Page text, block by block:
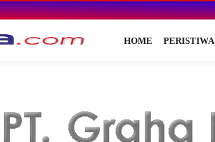
HOME PERISTIWA